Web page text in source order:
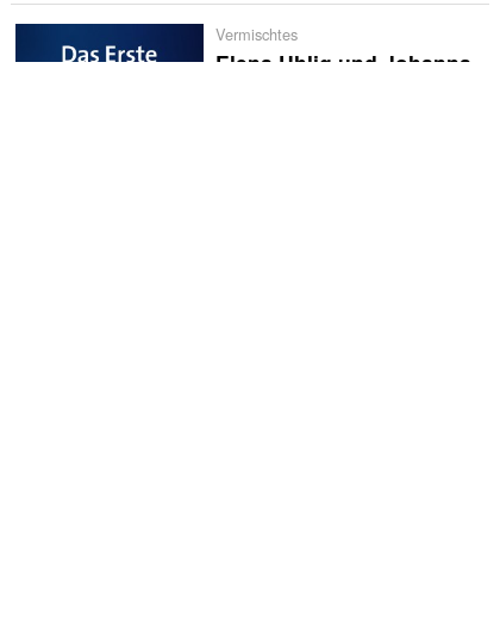
Vermischtes
Elena Uhlig und Johanna